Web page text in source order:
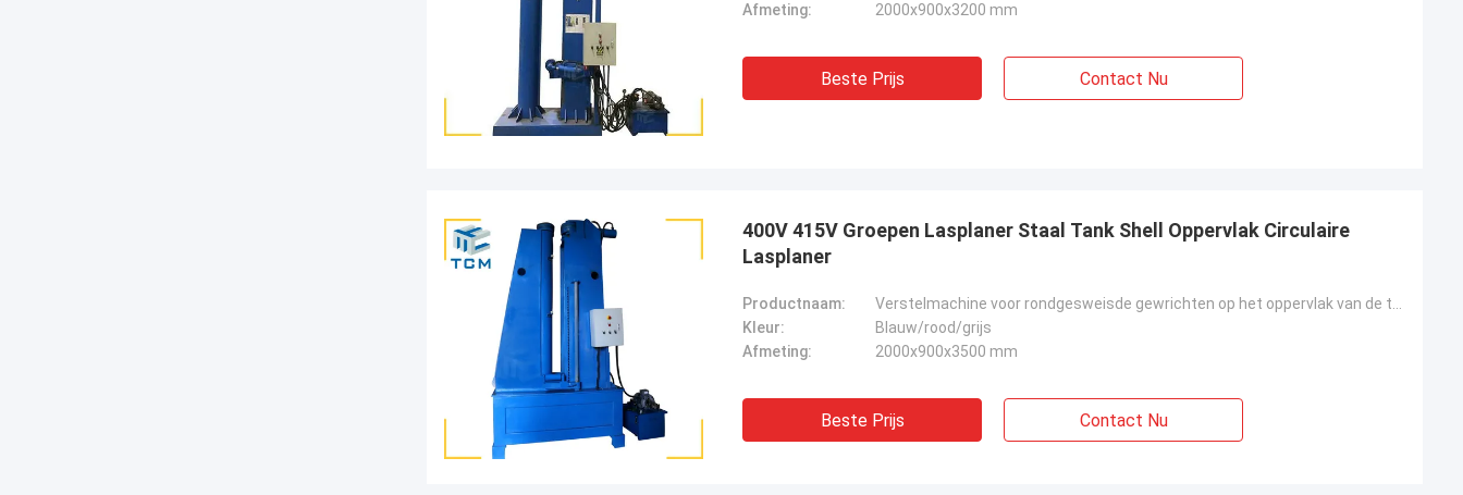
Afmeting:
2000x900x3200 mm
Beste Prijs Contact Nu
400V 415V Groepen Lasplaner Staal Tank Shell Oppervlak Circulaire
Lasplaner
Productnaam:
Kleur:
Blauw/rood/grijs
Afmeting:
2000x900x3500 mm
Beste Prijs Contact Nu